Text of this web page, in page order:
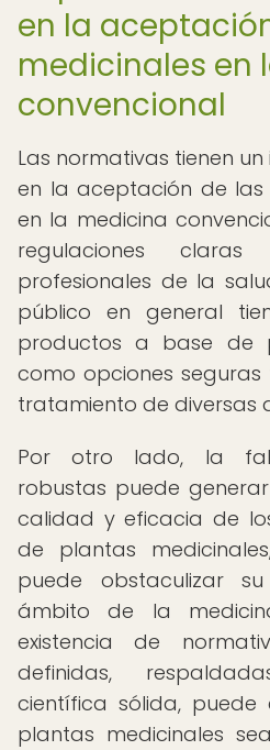
en la
medicinales en
convencional
Las normativas tienen
en la aceptación de las
en la medicina
regulaciones
profesionales de la
público en general
productos a base de
como opciones
tratamiento de diversas
Por otro lado, la
robustas puede
calidad y eficacia de
de plantas
puede obstaculizar
ámbito de la
existencia de
definidas,
científica sólida,
plantas medicinales